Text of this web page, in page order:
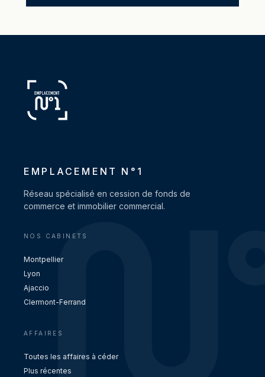
EMPLACEMENT N°1
Réseau spécialisé en cession de fonds de
commerce et immobilier commercial.
NOS CABINETS
Montpellier
Lyon
Ajaccio
Clermont-Ferrand
AFFAIRES
Toutes les affaires à céder
Plus récentes